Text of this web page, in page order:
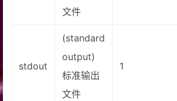
文件
stdout
(standard
output)
标准输出
文件
1